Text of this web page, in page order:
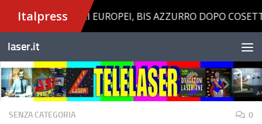
Salta al contenuto
laser.it
SENZA CATEGORIA 0